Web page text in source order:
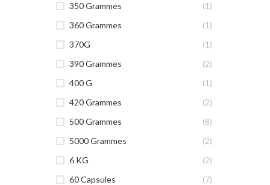
350 Grammes
(1)
360 Grammes
(1)
370G
(1)
390 Grammes
(2)
400 G
(1)
420 Grammes
(2)
500 Grammes
(8)
5000 Grammes
(2)
6 KG
(2)
60 Capsules
(7)